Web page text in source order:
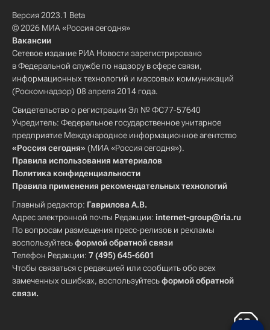
Версия 2023.1 Beta
© 2026 МИА «Россия сегодня»
Вакансии
Сетевое издание РИА Новости зарегистрировано
в Федеральной службе по надзору в сфере связи,
информационных технологий и массовых коммуникаций
(Роскомнадзор) 08 апреля 2014 года.
Свидетельство о регистрации Эл № ФС77-57640
Учредитель: Федеральное государственное унитарное
предприятие Международное информационное агентство
«Россия сегодня» (МИА «Россия сегодня»).
Правила использования материалов
Политика конфиденциальности
Правила применения рекомендательных технологий
Главный редактор: Гаврилова А.В.
Адрес электронной почты Редакции: internet-group@ria.ru
По вопросам размещения пресс-релизов и рекламы
воспользуйтесьформой обратной связи
Телефон Редакции: 7 (495) 645-6601
Чтобы связаться с редакцией или сообщить обо всех
замеченных ошибках, воспользуйтесьформой обратной
связи.